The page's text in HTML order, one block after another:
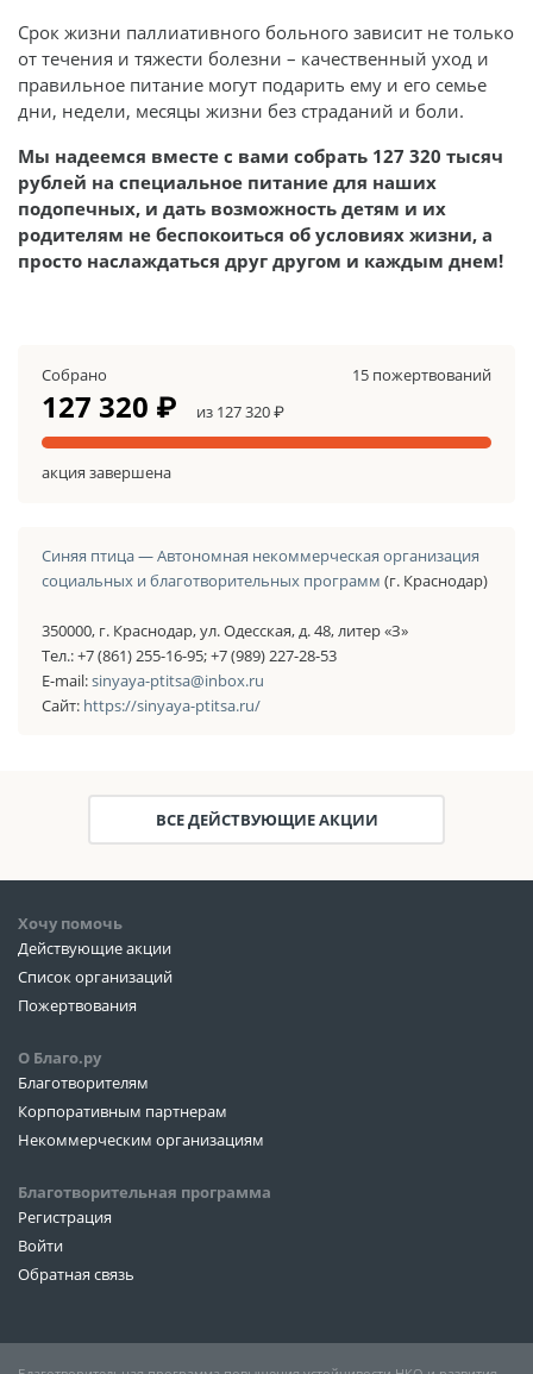
Срок жизни паллиативного больного зависит не только
от течения и тяжести болезни – качественный уход и
правильное питание могут подарить ему и его семье
дни, недели, месяцы жизни без страданий и боли.
Мы надеемся вместе с вами собрать 127 320 тысяч
рублей на специальное питание для наших
подопечных, и дать возможность детям и их
родителям не беспокоиться об условиях жизни, а
просто наслаждаться друг другом и каждым днем!
Собрано 15 пожертвований
127 320 ₽ из 127 320 ₽
акция завершена
Синяя птица — Автономная некоммерческая организация
социальных и благотворительных программ (г. Краснодар)
350000, г. Краснодар, ул. Одесская, д. 48, литер «З»
Тел.: +7 (861) 255-16-95; +7 (989) 227-28-53
E-mail:sinyaya-ptitsa@inbox.ru
Сайт: https://sinyaya-ptitsa.ru/
ВСЕ ДЕЙСТВУЮЩИЕ АКЦИИ
Хочу помочь
Действующие акции
Список организаций
Пожертвования
О Благо.ру
Благотворителям
Корпоративным партнерам
Некоммерческим организациям
Благотворительная программа
Регистрация
Войти
Обратная связь